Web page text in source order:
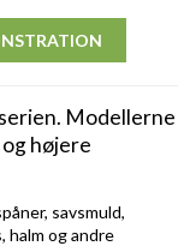
Modellerne
højere
savsmuld,
halm og andre